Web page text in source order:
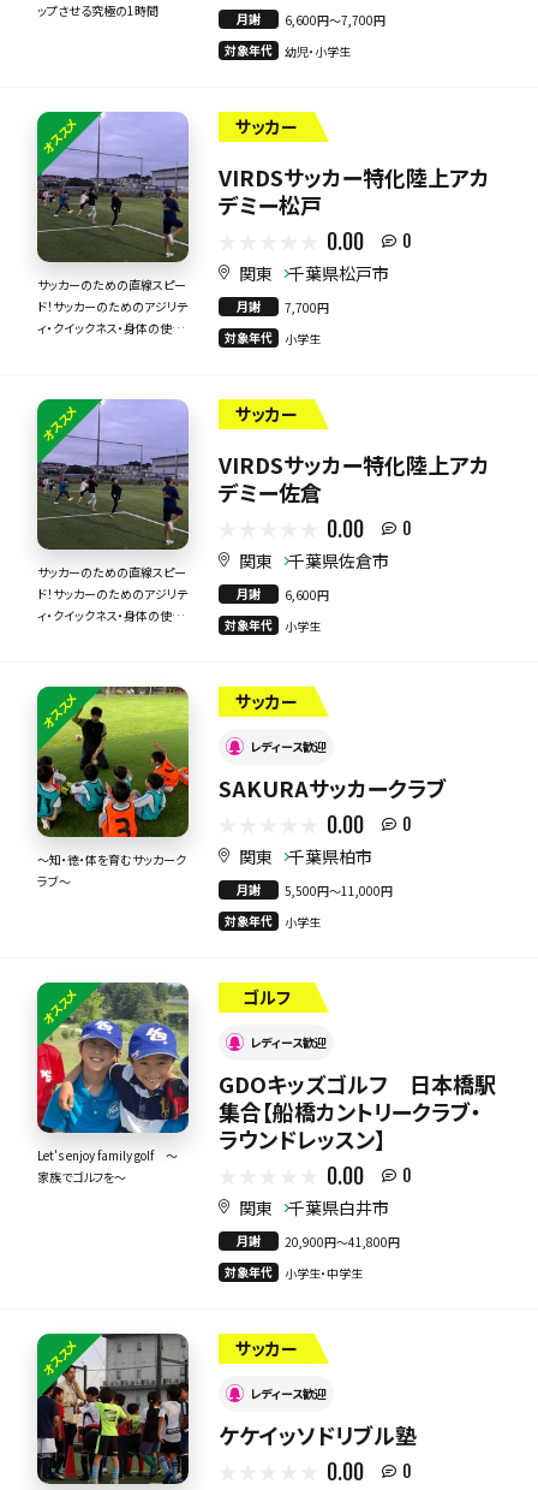
ップさせる究極の1時間
月謝
6,600円〜7,700円
対象年代
幼児・小学生
オススメ
サッカーのための直線スピー
ド！サッカーのためのアジリテ
ィ・クイックネス・身体の使い
サッカー
VIRDSサッカー特化陸上アカ
デミー松戸
0.00 0
関東 千葉県松戸市
月謝
7,700円
対象年代
小学生
オススメ
サッカーのための直線スピー
ド！サッカーのためのアジリテ
ィ・クイックネス・身体の使い
サッカー
VIRDSサッカー特化陸上アカ
デミー佐倉
0.00 0
関東 千葉県佐倉市
月謝
6,600円
対象年代
小学生
オススメ
〜知・徳・体を育むサッカーク
ラブ〜
サッカー
レディース歓迎
SAKURAサッカークラブ
0.00 0
関東 千葉県柏市
月謝
5,500円〜11,000円
対象年代
小学生
オススメ
Let's enjoy family golf ～
家族でゴルフを～
ゴルフ
レディース歓迎
GDOキッズゴルフ 日本橋駅
集合【船橋カントリークラブ・
ラウンドレッスン】
0.00 0
関東 千葉県白井市
月謝
20,900円〜41,800円
対象年代
小学生・中学生
オススメ サッカー
レディース歓迎
ケケイッソドリブル塾
0.00 0